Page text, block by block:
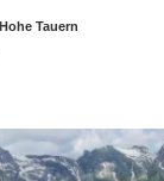
Hohe Tauern